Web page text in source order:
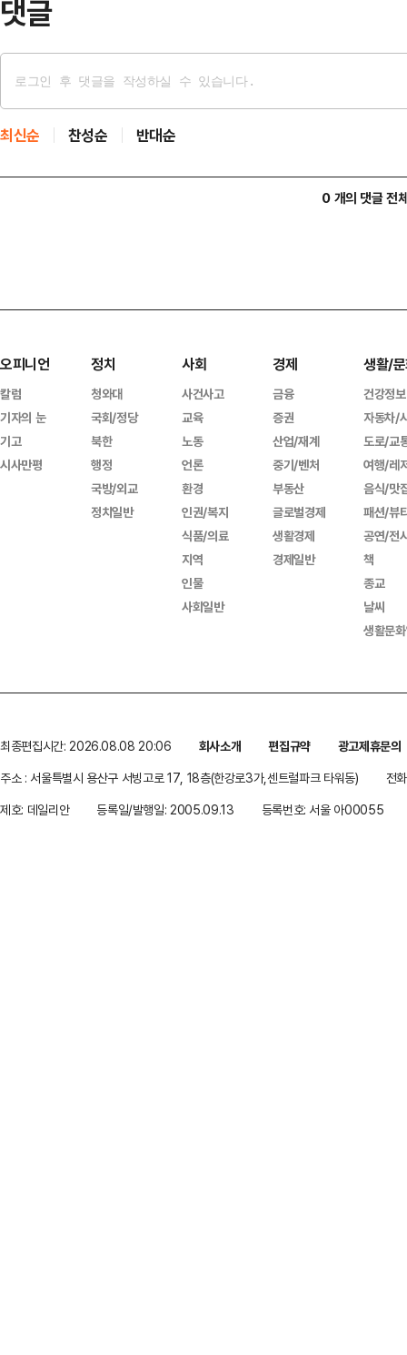
댓글
최신순 찬성순 반대순
0 개의 댓글 전
오피니언
칼럼
기자의 눈
기고
시사만평
정치
청와대
국회/정당
북한
행정
국방/외교
정치일반
사회
사건사고
교육
노동
언론
환경
인권/복지
식품/의료
지역
인물
사회일반
경제
금융
증권
산업/재계
중기/벤처
부동산
글로벌경제
생활경제
경제일반
생활/
건강정보
자동차/
도로/교
여행/레
음식/맛
패션/뷰
공연/전
책
종교
날씨
생활문
최종편집시간: 2026.08.08 20:06 회사소개 편집규약
광고제휴문의
주소 : 서울특별시 용산구 서빙고로 17, 18층(한강로3가,센트럴파크 타워동)
전
제호: 데일리안
등록일/발행일: 2005.09.13 등록번호: 서울 아00055